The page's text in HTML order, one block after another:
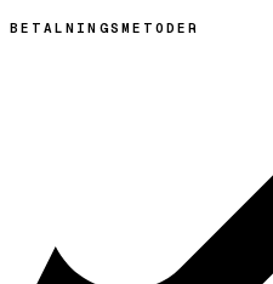
BETALNINGSMETODER